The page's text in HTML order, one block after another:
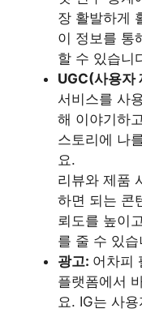
장 활발하게
이 정보를 통
할 수 있습니
UGC(사용자
서비스를 사
해 이야기하
스토리에 나
요.
리뷰와 제품
하면 되는 콘
뢰도를 높이
를 줄 수 있습
광고: 어차피
플랫폼에서
요. IG는 사